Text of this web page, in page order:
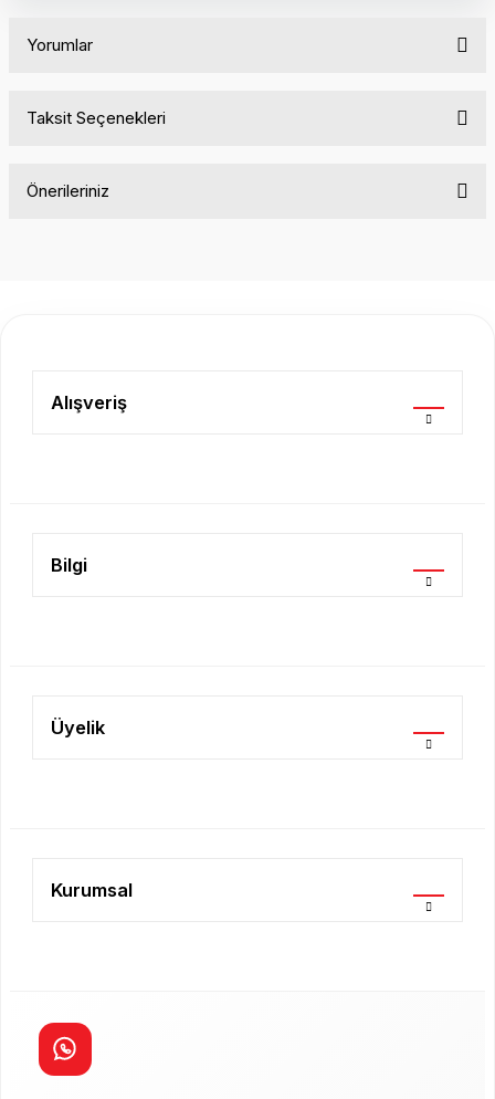
Yorumlar
Taksit Seçenekleri
Önerileriniz
Ürün açıklamasında eksik bilgiler bulunuyor.
Alışveriş
Bilgi
Üyelik
Kurumsal